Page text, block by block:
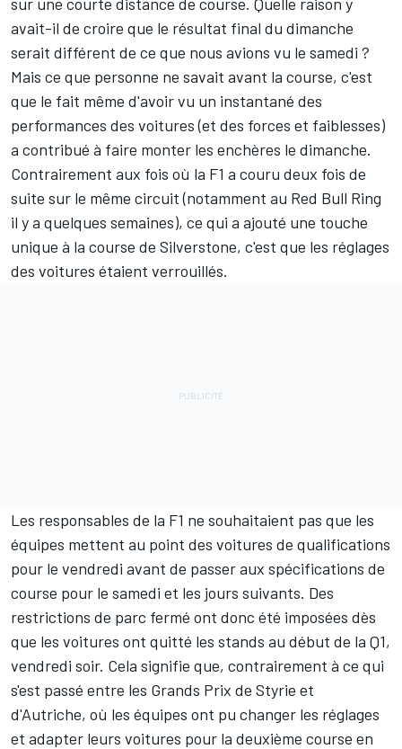
avait-il de croire que le résultat final du dimanche
serait différent de ce que nous avions vu le samedi ?
Mais ce que personne ne savait avant la course, c'est
que le fait même d'avoir vu un instantané des
performances des voitures (et des forces et faiblesses)
a contribué à faire monter les enchères le dimanche.
Contrairement aux fois où la F1 a couru deux fois de
suite sur le même circuit (notamment au Red Bull Ring
il y a quelques semaines), ce qui a ajouté une touche
unique à la course de Silverstone, c'est que les réglages
des voitures étaient verrouillés.
Les responsables de la F1 ne souhaitaient pas que les
équipes mettent au point des voitures de qualifications
pour le vendredi avant de passer aux spécifications de
course pour le samedi et les jours suivants. Des
restrictions de parc fermé ont donc été imposées dès
que les voitures ont quitté les stands au début de la Q1,
vendredi soir. Cela signifie que, contrairement à ce qui
s'est passé entre les Grands Prix de Styrie et
d'Autriche, où les équipes ont pu changer les réglages
et adapter leurs voitures pour la deuxième course en